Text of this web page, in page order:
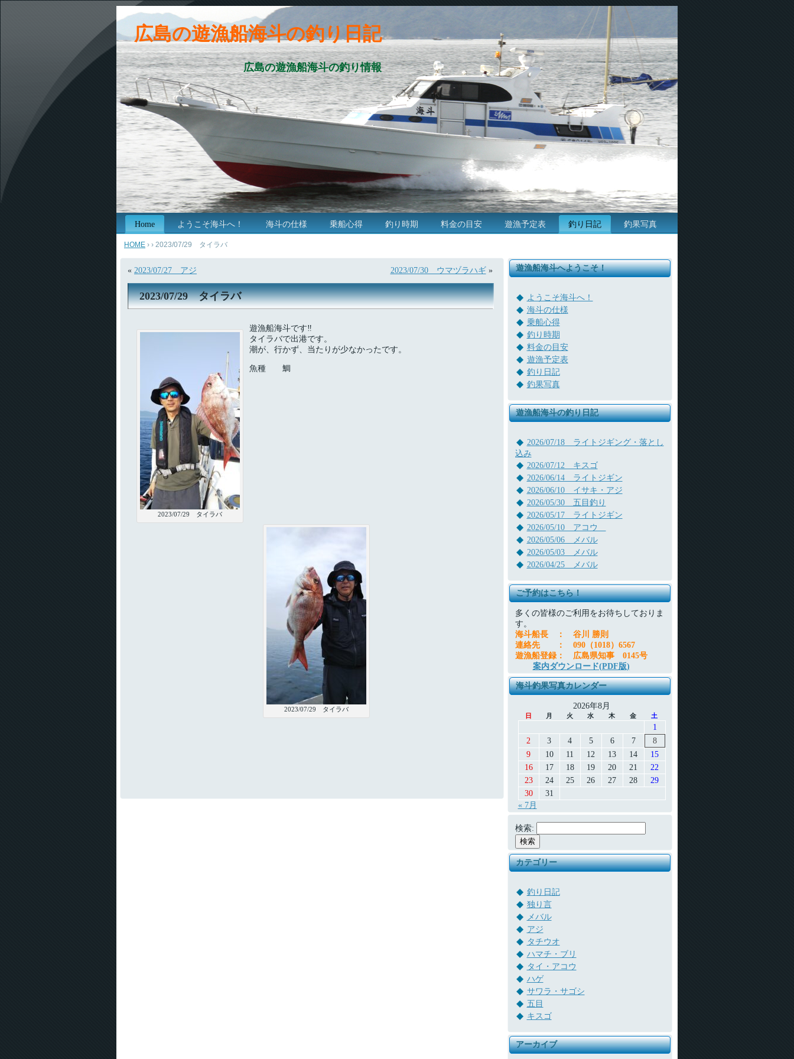
広島の遊漁船海斗の釣り日記
広島の遊漁船海斗の釣り情報
Home ようこそ海斗へ！ 海斗の仕様 乗船心得 釣り時期 料金の目安 遊漁予定表 釣り日記 釣果写真
HOME › › 2023/07/29 タイラバ
« 2023/07/27 アジ 2023/07/30 ウマヅラハギ»
2023/07/29 タイラバ
2023/07/29 タイラバ
遊漁船海斗です‼
タイラバで出港です。
潮が、行かず、当たりが少なかったです。
魚種 鯛
2023/07/29 タイラバ
遊漁船海斗へようこそ！
ようこそ海斗へ！
海斗の仕様
乗船心得
釣り時期
料金の目安
遊漁予定表
釣り日記
釣果写真
遊漁船海斗の釣り日記
2026/07/18 ライトジギング・落とし
込み
2026/07/12 キスゴ
2026/06/14 ライトジギン
2026/06/10 イサキ・アジ
2026/05/30 五目釣り
2026/05/17 ライトジギン
2026/05/10 アコウ
2026/05/06 メバル
2026/05/03 メバル
2026/04/25 メバル
ご予約はこちら！
多くの皆様のご利用をお待ちしておりま
す。
海斗船長
：
谷川 勝則
連絡先
：
090（1018）6567
遊漁船登録：
広島県知事 0145号
案内ダウンロード(PDF版)
海斗釣果写真カレンダー
2026年8月
日 月 火 水 木 金 土
« 7月
1
2
3 4 5 6 7
8
9
10 11 12 13 14
15
16
17 18 19 20 21
22
23
24 25 26 27 28
29
30
31
検索:
カテゴリー
釣り日記
独り言
メバル
アジ
タチウオ
ハマチ・ブリ
タイ・アコウ
ハゲ
サワラ・サゴシ
五目
キスゴ
アーカイブ